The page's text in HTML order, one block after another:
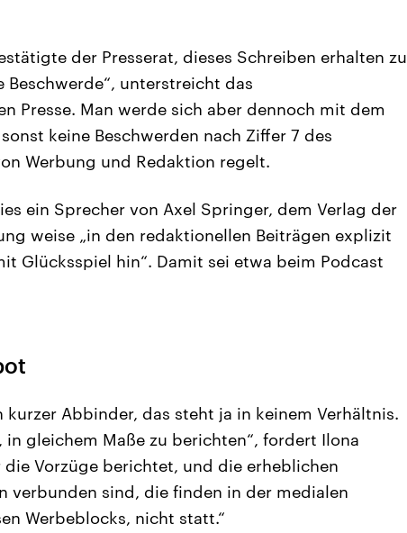
der Presserat, dieses Schreiben erhalten zu
Beschwerde“, unterstreicht das
Presse. Man werde sich aber dennoch mit dem
keine Beschwerden nach Ziffer 7 des
Werbung und Redaktion regelt.
ein Sprecher von Axel Springer, dem Verlag der
weise „in den redaktionellen Beiträgen explizit
Glücksspiel hin“. Damit sei etwa beim Podcast
Abbinder, das steht ja in keinem Verhältnis.
gleichem Maße zu berichten“, fordert Ilona
Vorzüge berichtet, und die erheblichen
verbunden sind, die finden in der medialen
Werbeblocks, nicht statt.“